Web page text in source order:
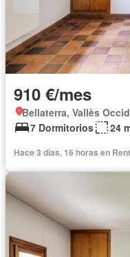
910 €/mes
Bellaterra, Vallès
7 Dormitorios
24
Hace 3 días, 16 horas en